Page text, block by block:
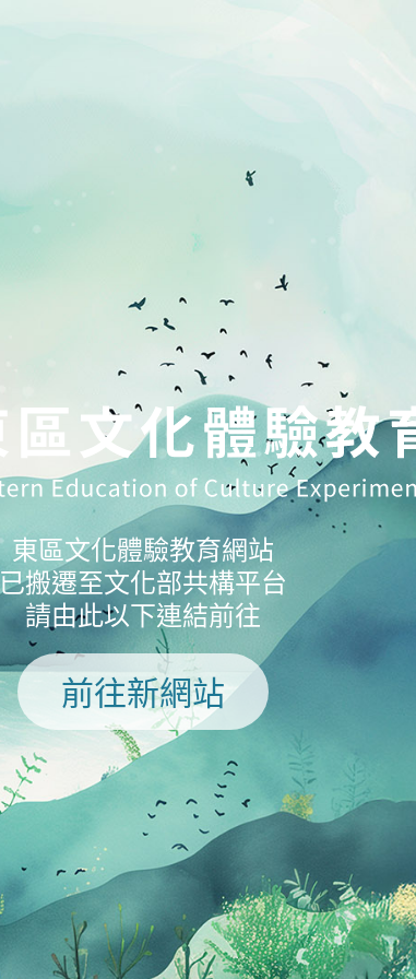
東區文化體驗教育網站
已搬遷至文化部共構平台
請由此以下連結前往
前往新網站